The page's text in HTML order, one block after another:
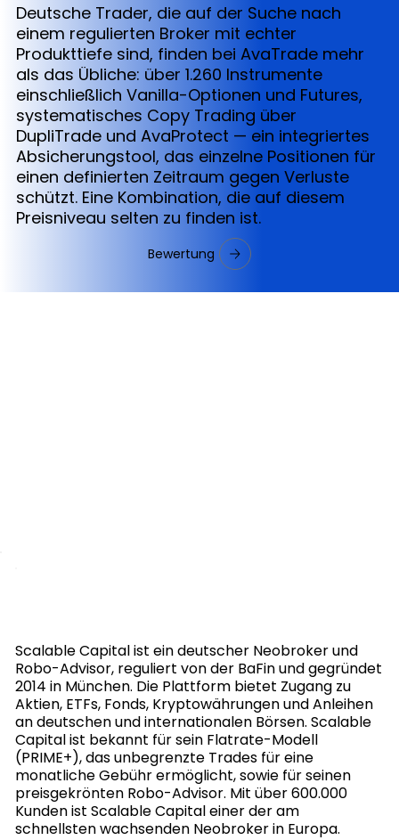
Deutsche Trader, die auf der Suche nach
einem regulierten Broker mit echter
Produkttiefe sind, finden bei AvaTrade mehr
als das Übliche: über 1.260 Instrumente
einschließlich Vanilla-Optionen und Futures,
systematisches Copy Trading über
DupliTrade und AvaProtect — ein integriertes
Absicherungstool, das einzelne Positionen für
einen definierten Zeitraum gegen Verluste
schützt. Eine Kombination, die auf diesem
Preisniveau selten zu finden ist.
Bewertung
Scalable Capital ist ein deutscher Neobroker und
Robo-Advisor, reguliert von der BaFin und gegründet
2014 in München. Die Plattform bietet Zugang zu
Aktien, ETFs, Fonds, Kryptowährungen und Anleihen
an deutschen und internationalen Börsen. Scalable
Capital ist bekannt für sein Flatrate-Modell
(PRIME+), das unbegrenzte Trades für eine
monatliche Gebühr ermöglicht, sowie für seinen
preisgekrönten Robo-Advisor. Mit über 600.000
Kunden ist Scalable Capital einer der am
schnellsten wachsenden Neobroker in Europa.